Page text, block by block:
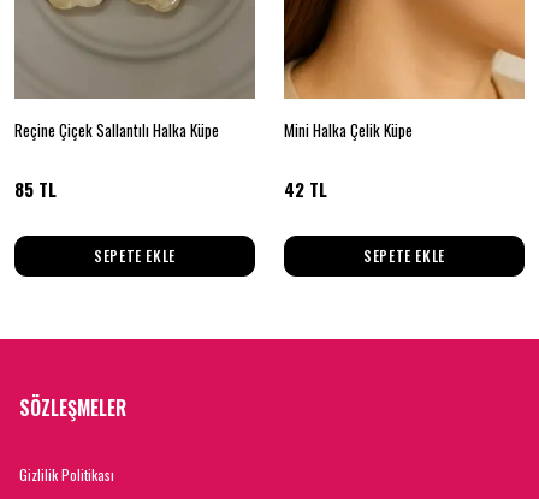
Reçine Çiçek Sallantılı Halka Küpe
85 TL
SEPETE EKLE
Mini Halka Çelik Küpe
42 TL
SEPETE EKLE
SÖZLEŞMELER
Gizlilik Politikası